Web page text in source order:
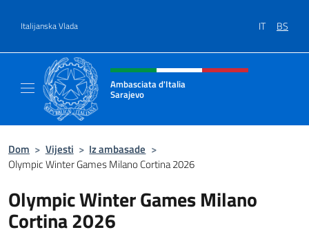
Italijanska Vlada IT BS
Header, social and menu of site
Ambasciata d'Italia
Sarajevo
Dom > Vijesti > Iz ambasade >
Olympic Winter Games Milano Cortina 2026
Olympic Winter Games Milano
Cortina 2026